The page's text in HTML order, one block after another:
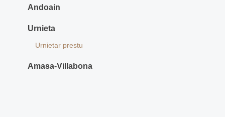
Andoain
Urnieta
Urnietar prestu
Amasa-Villabona